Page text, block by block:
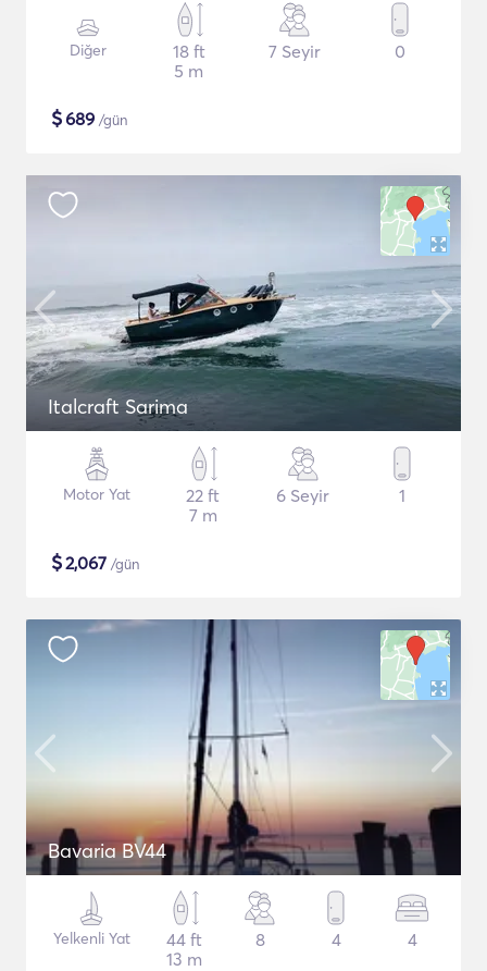
Diğer
18 ft
5 m
7 Seyir 0
$689 /gün
Italcraft Sarima
Motor Yat
22 ft
7 m
6 Seyir 1
$2,067 /gün
Bavaria BV44
Yelkenli Yat
44 ft
13 m
8 4 4